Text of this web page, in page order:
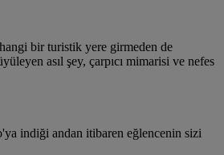
bir turistik yere girmeden de
asıl şey, çarpıcı mimarisi ve nefes
indiği andan itibaren eğlencenin sizi